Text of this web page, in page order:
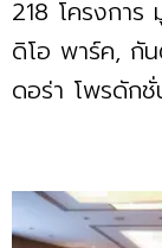
218 โครงการ
ดิโอ พาร์ค, กั
ดอร่า โพรดักชั่